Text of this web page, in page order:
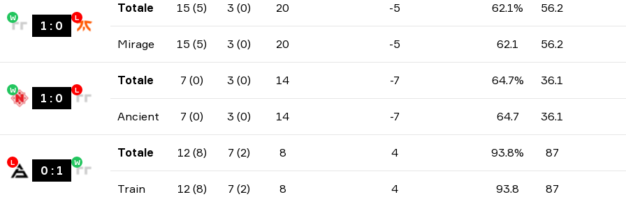
W
1 : 0
L
Totale 15 (5) 3 (0) 20 -5 62.1% 56.2
Mirage 15 (5) 3 (0) 20 -5 62.1 56.2
W
1 : 0
L
Totale 7 (0) 3 (0) 14 -7 64.7% 36.1
Ancient 7 (0) 3 (0) 14 -7 64.7 36.1
L
0 : 1
W
Totale 12 (8) 7 (2) 8 4 93.8% 87
Train 12 (8) 7 (2) 8 4 93.8 87